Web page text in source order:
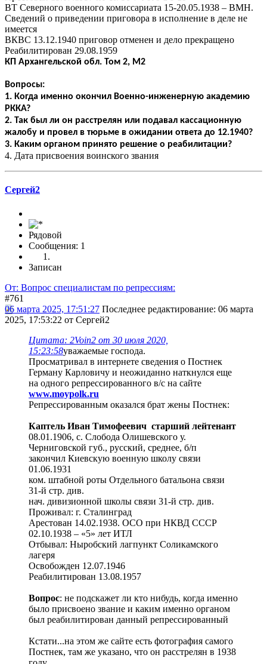
ВТ Северного военного комиссариата 15-20.05.1938 – ВМН.
Сведений о приведении приговора в исполнение в деле не
имеется
ВКВС 13.12.1940 приговор отменен и дело прекращено
Реабилитирован 29.08.1959
КП Архангельской обл. Том 2, М2
Вопросы:
1. Когда именно окончил Военно-инженерную академию
РККА?
2. Так был ли он расстрелян или подавал кассационную
жалобу и провел в тюрьме в ожидании ответа до 12.1940?
3. Каким органом принято решение о реабилитации?
4. Дата присвоения воинского звания
Сергей2
Рядовой
Сообщения: 1
Записан
От: Вопрос специалистам по репрессиям:
#761
06 марта 2025, 17:51:27 Последнее редактирование: 06 марта
2025, 17:53:22 от Сергей2
Цитата: 2Voin2 от 30 июля 2020,
15:23:58уважаемые господа.
Просматривал в интернете сведения о Постнек
Герману Карловичу и неожиданно наткнулся еще
на одного репрессированного в/с на сайте
www.moypolk.ru
Репрессированным оказался брат жены Постнек:
Каптель Иван Тимофеевич старший лейтенант
08.01.1906, с. Слобода Олишевского у.
Черниговской губ., русский, среднее, б/п
закончил Киевскую военную школу связи
01.06.1931
ком. штабной роты Отдельного батальона связи
31-й стр. див.
нач. дивизионной школы связи 31-й стр. див.
Проживал: г. Сталинград
Арестован 14.02.1938. ОСО при НКВД СССР
02.10.1938 – «5» лет ИТЛ
Отбывал: Ныробский лагпункт Соликамского
лагеря
Освобожден 12.07.1946
Реабилитирован 13.08.1957
Вопрос: не подскажет ли кто нибудь, когда именно
было присвоено звание и каким именно органом
был реабилитирован данный репрессированный
Кстати...на этом же сайте есть фотография самого
Постнек, там же указано, что он расстрелян в 1938